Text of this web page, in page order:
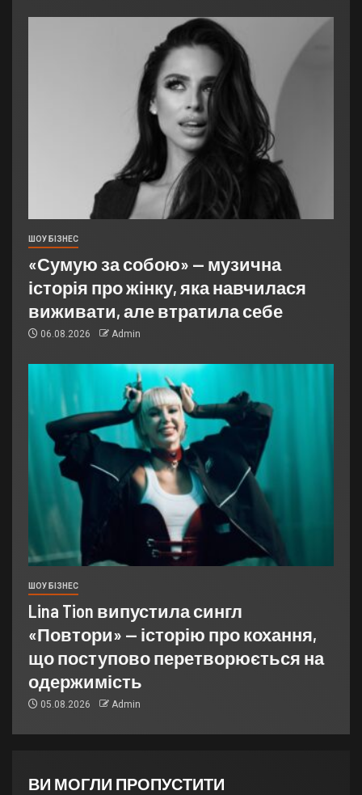
ШОУ БІЗНЕС
«Сумую за собою» — музична
історія про жінку, яка навчилася
виживати, але втратила себе
06.08.2026 Admin
ШОУ БІЗНЕС
Lina Tion випустила сингл
«Повтори» — історію про кохання,
що поступово перетворюється на
одержимість
05.08.2026 Admin
ВИ МОГЛИ ПРОПУСТИТИ